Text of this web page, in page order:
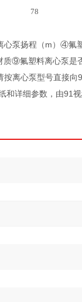
78
心泵扬程（m）④
塑料离心泵是否带
离心泵型号直接向91
详细参数，由